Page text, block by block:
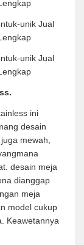
ini
desain
mewah,
desain meja
dianggap
meja
model cukup
Keawetannya